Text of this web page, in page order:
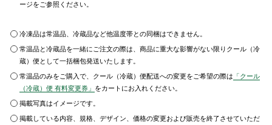
ージをご参照ください。
冷凍品は常温品、冷蔵品など他温度帯との同梱はできません。
常温品と冷蔵品を一緒にご注文の際は、商品に重大な影響がない限りクール（冷
蔵）便として一括梱包発送いたします。
常温品のみをご購入で、クール（冷蔵）便配送への変更をご希望の際は 「クール
（冷蔵）便 有料変更券」 をカートにお入れください。
掲載写真はイメージです。
掲載している内容、規格、デザイン、価格の変更および販売を終了させていただ